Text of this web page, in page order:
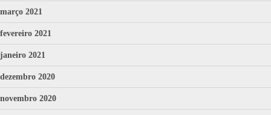
março 2021
fevereiro 2021
janeiro 2021
dezembro 2020
novembro 2020